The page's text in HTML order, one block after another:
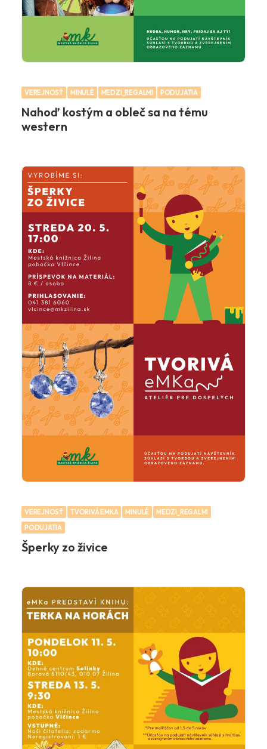
VEREJNOSŤ MINULÉ MEDZI_REGALMI PODUJATIA
Nahoď kostým a obleč sa na tému
western
VEREJNOSŤ TVORIVÁ EMKA MINULÉ
MEDZI_REGALMI
PODUJATIA
Šperky zo živice